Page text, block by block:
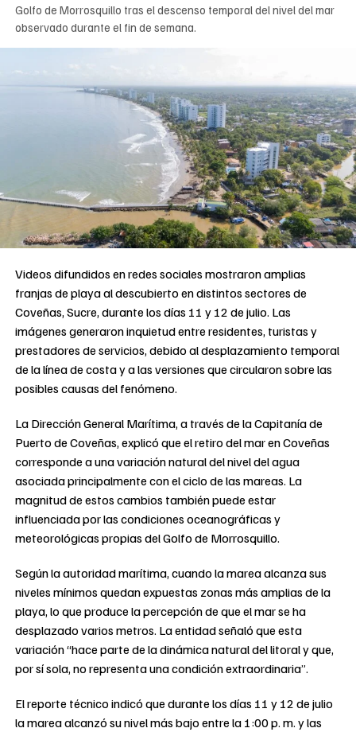
Golfo de Morrosquillo tras el descenso temporal del nivel del mar
observado durante el fin de semana.
Videos difundidos en redes sociales mostraron amplias
franjas de playa al descubierto en distintos sectores de
Coveñas, Sucre, durante los días 11 y 12 de julio. Las
imágenes generaron inquietud entre residentes, turistas y
prestadores de servicios, debido al desplazamiento temporal
de la línea de costa y a las versiones que circularon sobre las
posibles causas del fenómeno.
La Dirección General Marítima, a través de la Capitanía de
Puerto de Coveñas, explicó que el retiro del mar en Coveñas
corresponde a una variación natural del nivel del agua
asociada principalmente con el ciclo de las mareas. La
magnitud de estos cambios también puede estar
influenciada por las condiciones oceanográficas y
meteorológicas propias del Golfo de Morrosquillo.
Según la autoridad marítima, cuando la marea alcanza sus
niveles mínimos quedan expuestas zonas más amplias de la
playa, lo que produce la percepción de que el mar se ha
desplazado varios metros. La entidad señaló que esta
variación “hace parte de la dinámica natural del litoral y que,
por sí sola, no representa una condición extraordinaria”.
El reporte técnico indicó que durante los días 11 y 12 de julio
la marea alcanzó su nivel más bajo entre la 1:00 p. m. y las